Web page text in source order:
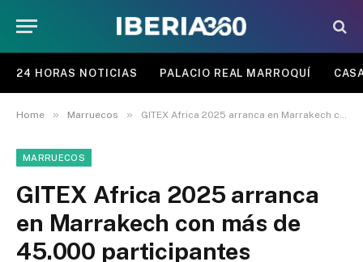
24 HORAS NOTICIAS PALACIO REAL MARROQUÍ
Home » Marruecos » GITEX Africa 2025 arranca en Marrakech con más de 45.000 participantes
MARRUECOS
GITEX Africa 2025 arranca
en Marrakech con más de
45.000 participantes